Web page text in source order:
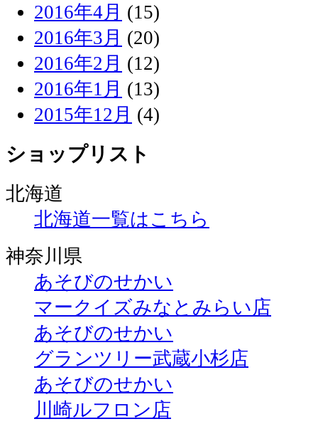
2016年4月 (15)
2016年3月 (20)
2016年2月 (12)
2016年1月 (13)
2015年12月 (4)
ショップリスト
北海道
北海道一覧はこちら
神奈川県
あそびのせかい
マークイズみなとみらい店
あそびのせかい
グランツリー武蔵小杉店
あそびのせかい
川崎ルフロン店